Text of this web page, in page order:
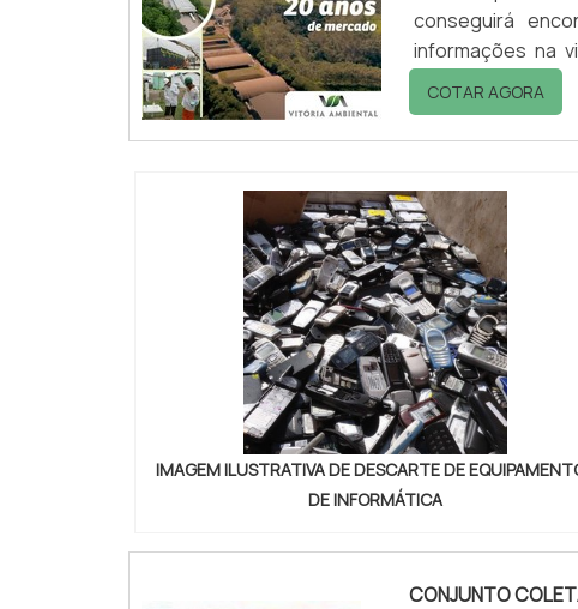
conseguirá
informações na
melhor
descarte de
conseguirá
COTAR AGORA
IMAGEM ILUSTRATIVA DE DESCARTE DE
DE INFORMÁTICA
CONJUNTO